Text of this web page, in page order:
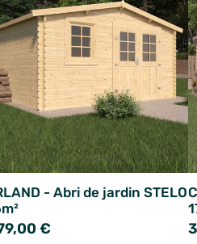
- Abri de jardin STELO
€